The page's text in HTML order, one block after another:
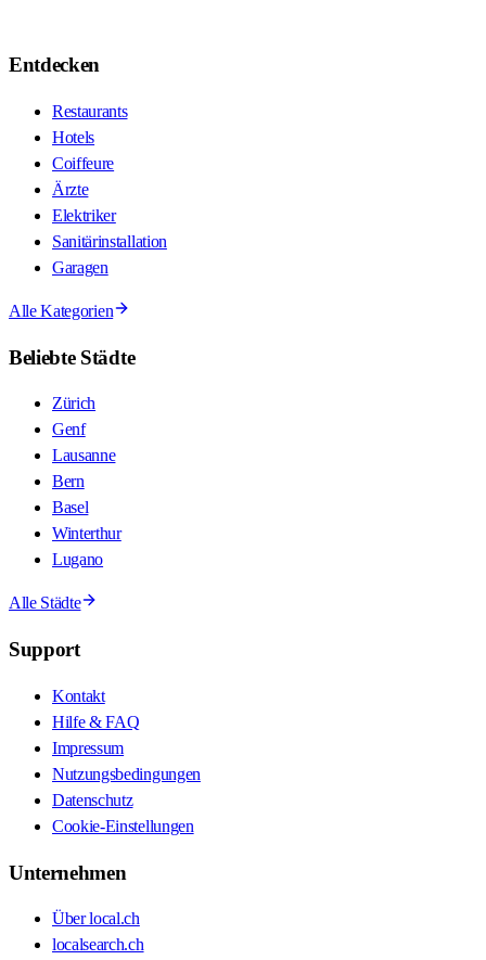
Entdecken
Restaurants
Hotels
Coiffeure
Ärzte
Elektriker
Sanitärinstallation
Garagen
Alle Kategorien
Beliebte Städte
Zürich
Genf
Lausanne
Bern
Basel
Winterthur
Lugano
Alle Städte
Support
Kontakt
Hilfe & FAQ
Impressum
Nutzungsbedingungen
Datenschutz
Cookie-Einstellungen
Unternehmen
Über local.ch
localsearch.ch